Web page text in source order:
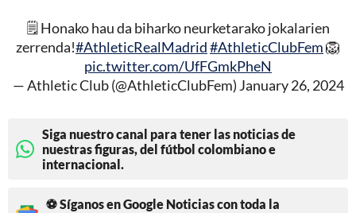
🗒️ Honako hau da biharko neurketarako jokalarien
zerrenda!#AthleticRealMadrid#AthleticClubFem🦁
pic.twitter.com/UfFGmkPheN
— Athletic Club (@AthleticClubFem) January 26, 2024
Siga nuestro canal para tener las noticias de
nuestras figuras, del fútbol colombiano e
internacional.
⚽ Síganos en Google Noticias con toda la